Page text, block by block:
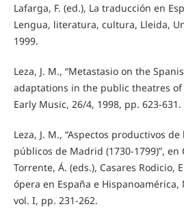
Lafarga, F. (ed.), La traducción en
Lengua, literatura, cultura, Lleida,
1999.
Leza, J. M., “Metastasio on the
adaptations in the public theatres of
Early Music, 26/4, 1998, pp. 623-631.
Leza, J. M., “Aspectos productivos
públicos de Madrid (1730-1799)”, en
Torrente, Á. (eds.), Casares Rodicio,
ópera en España e Hispanoamérica,
vol. I, pp. 231-262.